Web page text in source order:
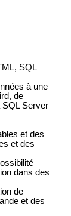
SQL
à une
de
SQL Server
et des
et des
dans des
de
et des